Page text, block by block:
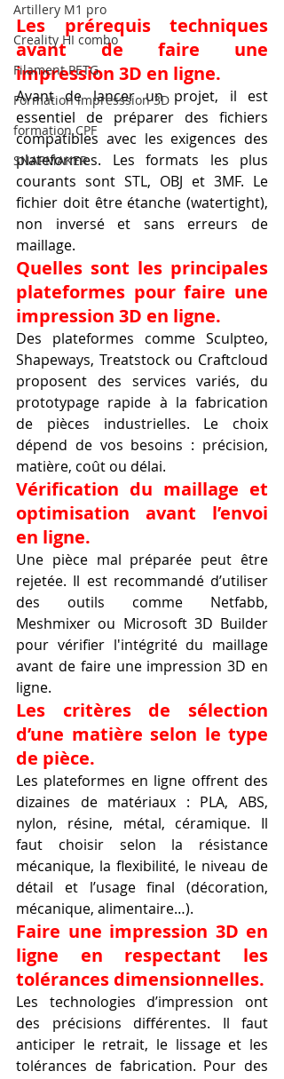
Artillery M1 pro
Creality HI combo
Filament PETG
Formation impresssion 3D
formation CPF
SNAPMAKER
Les prérequis techniques
avant de faire une
impression 3D en ligne.
Avant de lancer un projet, il est
essentiel de préparer des fichiers
compatibles avec les exigences des
plateformes. Les formats les plus
courants sont STL, OBJ et 3MF. Le
fichier doit être étanche (watertight),
non inversé et sans erreurs de
maillage.
Quelles sont les principales
plateformes pour faire une
impression 3D en ligne.
Des plateformes comme Sculpteo,
Shapeways, Treatstock ou Craftcloud
proposent des services variés, du
prototypage rapide à la fabrication
de pièces industrielles. Le choix
dépend de vos besoins : précision,
matière, coût ou délai.
Vérification du maillage et
optimisation avant l’envoi
en ligne.
Une pièce mal préparée peut être
rejetée. Il est recommandé d’utiliser
des outils comme Netfabb,
Meshmixer ou Microsoft 3D Builder
pour vérifier l'intégrité du maillage
avant de faire une impression 3D en
ligne.
Les critères de sélection
d’une matière selon le type
de pièce.
Les plateformes en ligne offrent des
dizaines de matériaux : PLA, ABS,
nylon, résine, métal, céramique. Il
faut choisir selon la résistance
mécanique, la flexibilité, le niveau de
détail et l’usage final (décoration,
mécanique, alimentaire…).
Faire une impression 3D en
ligne en respectant les
tolérances dimensionnelles.
Les technologies d’impression ont
des précisions différentes. Il faut
anticiper le retrait, le lissage et les
tolérances de fabrication. Pour des